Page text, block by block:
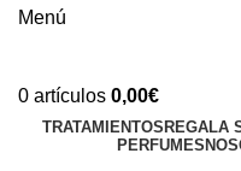
Menú
0 artículos 0,00€
TRATAMIENTOSREGALA
PERFUMES